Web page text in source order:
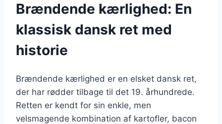
Brændende kærlighed: En
klassisk dansk ret med
historie
Brændende kærlighed er en elsket dansk ret,
der har rødder tilbage til det 19. århundrede.
Retten er kendt for sin enkle, men
velsmagende kombination af kartofler, bacon